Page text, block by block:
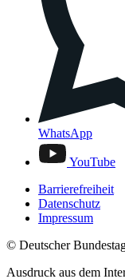
WhatsApp
YouTube
Barrierefreiheit
Datenschutz
Impressum
© Deutscher
Ausdruck aus dem